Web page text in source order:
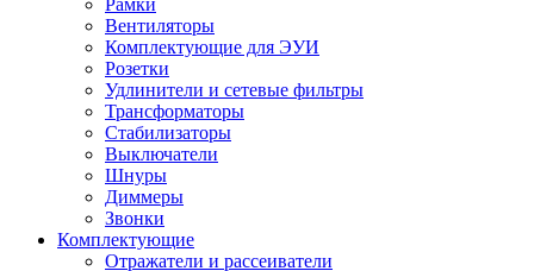
Рамки
Вентиляторы
Комплектующие для ЭУИ
Розетки
Удлинители и сетевые фильтры
Трансформаторы
Стабилизаторы
Выключатели
Шнуры
Диммеры
Звонки
Комплектующие
Отражатели и рассеиватели